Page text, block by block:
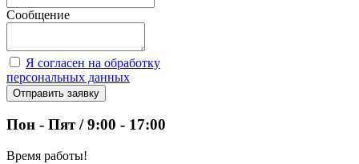
Сообщение
Я согласен на обработку
персональных данных
Отправить заявку
Пон - Пят / 9:00 - 17:00
Время работы!